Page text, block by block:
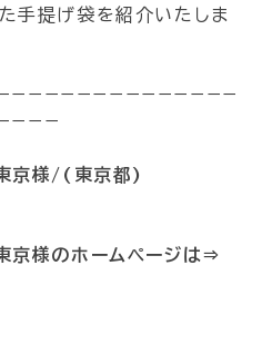
手提げ袋を紹介いたしま
京様/(東京都)
京様のホームページは⇒